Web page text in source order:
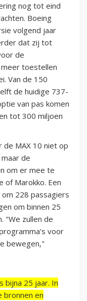
nog tot eind
Boeing
volgend jaar
dat zij tot
de
toestellen
Van de 150
de huidige 737-
van pas komen
tot 300 miljoen
de MAX 10 niet op
de
om er mee te
of Marokko. Een
228 passagiers
om binnen 25
"We zullen de
voor
bewegen,"
bijna 25 jaar. In
bronnen en